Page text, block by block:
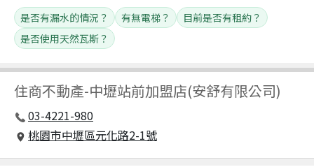
住商不動產-中壢站前加盟店(安舒有限公司)
03-4221-980
桃園市中壢區元化路2-1號
是否有漏水的情況？ 有無電梯？
目前是否有租約？
是否使用天然瓦斯？